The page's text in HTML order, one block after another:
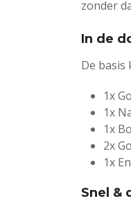
zonder
In de
De basis
1x
1x
1x
2x
1x
Snel &